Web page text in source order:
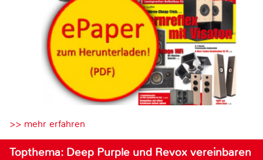
>> mehr erfahren
Topthema: Deep Purple und Revox vereinbaren